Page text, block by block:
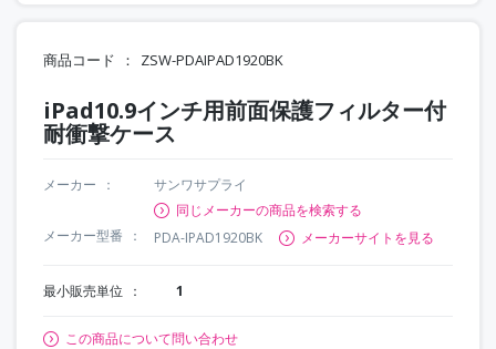
商品コード ZSW-PDAIPAD1920BK
iPad10.9インチ用前面保護フィルター付
耐衝撃ケース
メーカー
サンワサプライ
同じメーカーの商品を検索する
メーカー型番
PDA-IPAD1920BK メーカーサイトを見る
最小販売単位 1
この商品について問い合わせ